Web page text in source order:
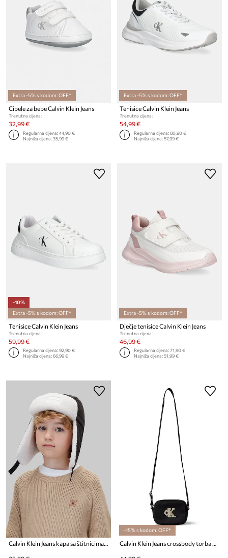
Extra -5% s kodom: OFF*
Cipele za bebe Calvin Klein Jeans
Trenutna cijena:
32,99 €
Regularna cijena:44,90 €
Najniža cijena:35,99 €
Extra -5% s kodom: OFF*
Tenisice Calvin Klein Jeans
Trenutna cijena:
54,99 €
Regularna cijena:80,90 €
Najniža cijena:57,99 €
-10%
Extra -5% s kodom: OFF*
Tenisice Calvin Klein Jeans
Trenutna cijena:
59,99 €
Regularna cijena:92,90 €
Najniža cijena:66,99 €
Extra -5% s kodom: OFF*
Dječje tenisice Calvin Klein Jeans
Trenutna cijena:
46,99 €
Regularna cijena:71,90 €
Najniža cijena:51,99 €
Calvin Klein Jeans kapa sa štitnicima za uši za djecu
-15% s kodom: OFF*
Calvin Klein Jeans crossbody torba za djecu